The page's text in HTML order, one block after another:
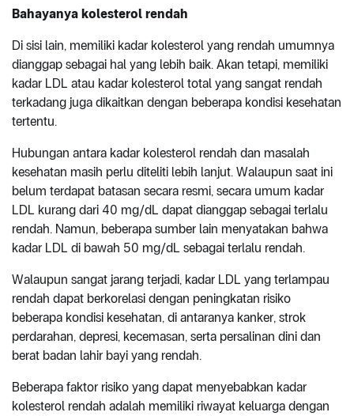
Bahayanya kolesterol rendah
Di sisi lain, memiliki kadar kolesterol yang rendah umumnya
dianggap sebagai hal yang lebih baik. Akan tetapi, memiliki
kadar LDL atau kadar kolesterol total yang sangat rendah
terkadang juga dikaitkan dengan beberapa kondisi kesehatan
tertentu.
Hubungan antara kadar kolesterol rendah dan masalah
kesehatan masih perlu diteliti lebih lanjut. Walaupun saat ini
belum terdapat batasan secara resmi, secara umum kadar
LDL kurang dari 40 mg/dL dapat dianggap sebagai terlalu
rendah. Namun, beberapa sumber lain menyatakan bahwa
kadar LDL di bawah 50 mg/dL sebagai terlalu rendah.
Walaupun sangat jarang terjadi, kadar LDL yang terlampau
rendah dapat berkorelasi dengan peningkatan risiko
beberapa kondisi kesehatan, di antaranya kanker, strok
perdarahan, depresi, kecemasan, serta persalinan dini dan
berat badan lahir bayi yang rendah.
Beberapa faktor risiko yang dapat menyebabkan kadar
kolesterol rendah adalah memiliki riwayat keluarga dengan